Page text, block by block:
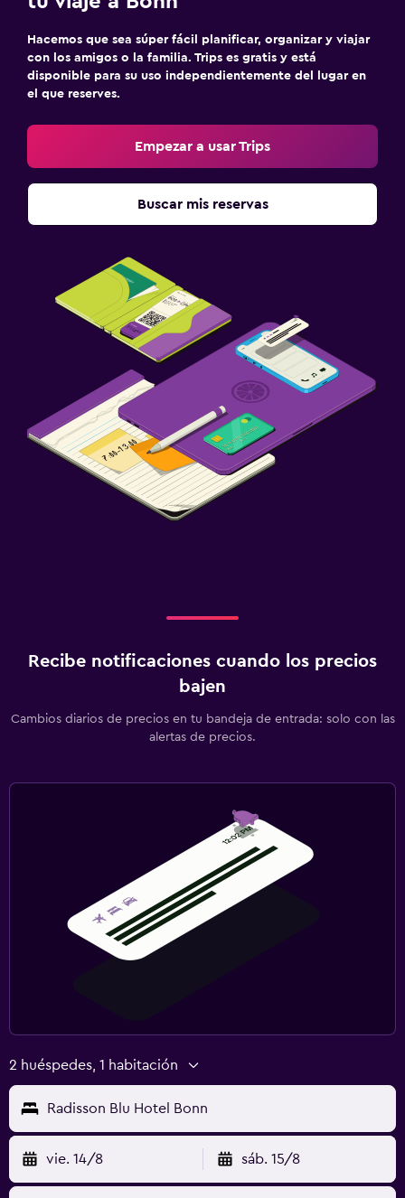
Hacemos que sea súper fácil planificar, organizar y viajar
con los amigos o la familia. Trips es gratis y está
disponible para su uso independientemente del lugar en
el que reserves.
Empezar a usar Trips
Buscar mis reservas
Recibe notificaciones cuando los precios
bajen
Cambios diarios de precios en tu bandeja de entrada: solo con las
alertas de precios.
2 huéspedes, 1 habitación
Radisson Blu Hotel Bonn
vie. 14/8 sáb. 15/8